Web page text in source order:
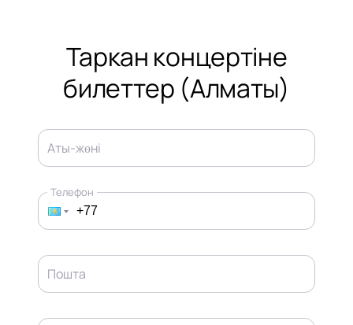
Таркан концертіне
билеттер (Алматы)
Аты-жөні
Телефон
Пошта